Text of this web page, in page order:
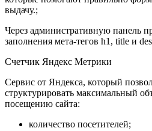
выдачу.;
Через административную панель
заполнения мета-тегов h1, title и
Счетчик Яндекс Метрики
Сервис от Яндекса, который
структурировать максимальный
посещению сайта:
количество посетителей;